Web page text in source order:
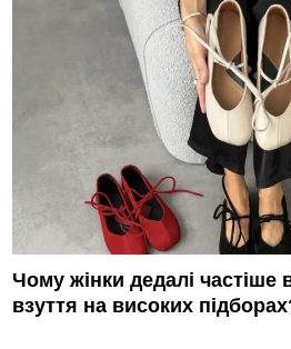
Чому жінки дедалі частіше
взуття на високих